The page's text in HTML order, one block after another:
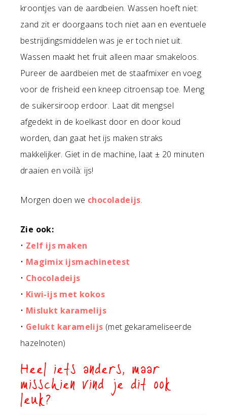
kroontjes van de aardbeien. Wassen hoeft niet:
zand zit er doorgaans toch niet aan en eventuele
bestrijdingsmiddelen was je er toch niet uit.
Wassen maakt het fruit alleen maar smakeloos.
Pureer de aardbeien met de staafmixer en voeg
voor de frisheid een kneep citroensap toe. Meng
de suikersiroop erdoor. Laat dit mengsel
afgedekt in de koelkast door en door koud
worden, dan gaat het ijs maken straks
makkelijker. Giet in de machine, laat ± 20 minuten
draaien en voilà: ijs!
Morgen doen we chocoladeijs.
Zie ook:
• Zelf ijs maken
• Magimix ijsmachinetest
• Chocoladeijs
• Kiwi-ijs met kokos
• Mislukt karamelijs
• Gelukt karamelijs (met gekarameliseerde
hazelnoten)
Heel iets anders, maar
misschien vind je dit ook
leuk?